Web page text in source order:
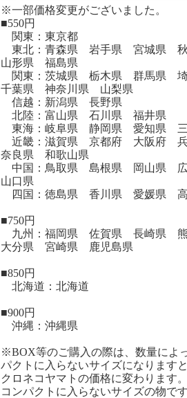
※一部価格変更がございました。
■550円
関東：東京都
東北：青森県 岩手県 宮城県
山形県 福島県
関東：茨城県 栃木県 群馬県
千葉県 神奈川県 山梨県
信越：新潟県 長野県
北陸：富山県 石川県 福井県
東海：岐阜県 静岡県 愛知県 三
近畿：滋賀県 京都府 大阪府
奈良県 和歌山県
中国：鳥取県 島根県 岡山県
山口県
四国：徳島県 香川県 愛媛県 高
■750円
九州：福岡県 佐賀県 長崎県
大分県 宮崎県 鹿児島県
■850円
北海道：北海道
■900円
沖縄：沖縄県
※BOX等のご購入の際は、数量によ
パクトに入らないサイズになります
クロネコヤマトの価格に変わります。
コンパクトに入らないサイズの物で